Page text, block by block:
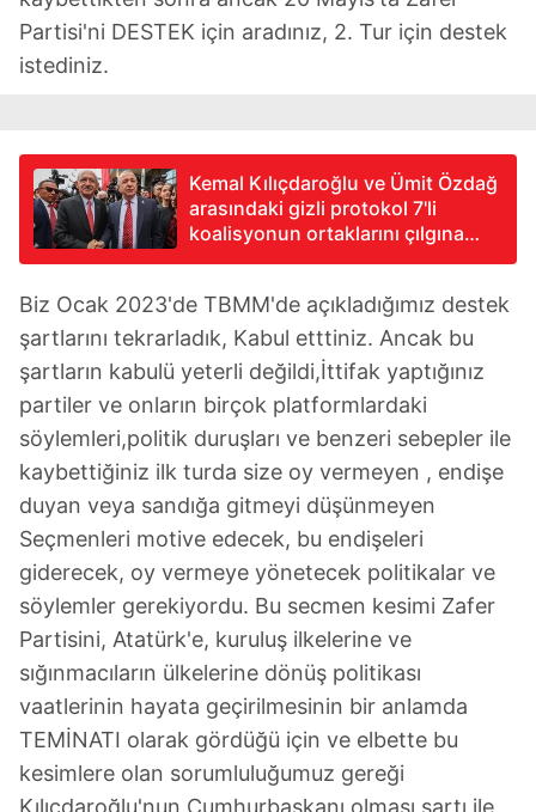
Partisi'ni DESTEK için aradınız, 2. Tur için destek
istediniz.
Kemal Kılıçdaroğlu ve Ümit Özdağ
arasındaki gizli protokol 7'li
koalisyonun ortaklarını çılgına
çevirdi! Turhan Çömez, Serkan
zemberek sözler
Biz Ocak 2023'de TBMM'de açıkladığımız destek
şartlarını tekrarladık, Kabul etttiniz. Ancak bu
şartların kabulü yeterli değildi,İttifak yaptığınız
partiler ve onların birçok platformlardaki
söylemleri,politik duruşları ve benzeri sebepler ile
kaybettiğiniz ilk turda size oy vermeyen , endişe
duyan veya sandığa gitmeyi düşünmeyen
Seçmenleri motive edecek, bu endişeleri
giderecek, oy vermeye yönetecek politikalar ve
söylemler gerekiyordu. Bu secmen kesimi Zafer
Partisini, Atatürk'e, kuruluş ilkelerine ve
sığınmacıların ülkelerine dönüş politikası
vaatlerinin hayata geçirilmesinin bir anlamda
TEMİNATI olarak gördüğü için ve elbette bu
kesimlere olan sorumluluğumuz gereği
Kılıçdaroğlu'nun Cumhurbaşkanı olması şartı ile